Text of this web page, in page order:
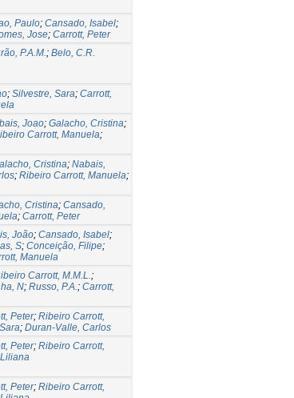
Paulo; Cansado, Isabel;
Jose; Carrott, Peter
P.A.M.; Belo, C.R.
; Silvestre, Sara; Carrott,
Joao; Galacho, Cristina;
Carrott, Manuela;
Cristina; Nabais,
; Ribeiro Carrott, Manuela;
Cristina; Cansado,
; Carrott, Peter
João; Cansado, Isabel;
S; Conceição, Filipe;
Manuela
Carrott, M.M.L.;
N; Russo, P.A.; Carrott,
Peter; Ribeiro Carrott,
; Duran-Valle, Carlos
Peter; Ribeiro Carrott,
Peter; Ribeiro Carrott,